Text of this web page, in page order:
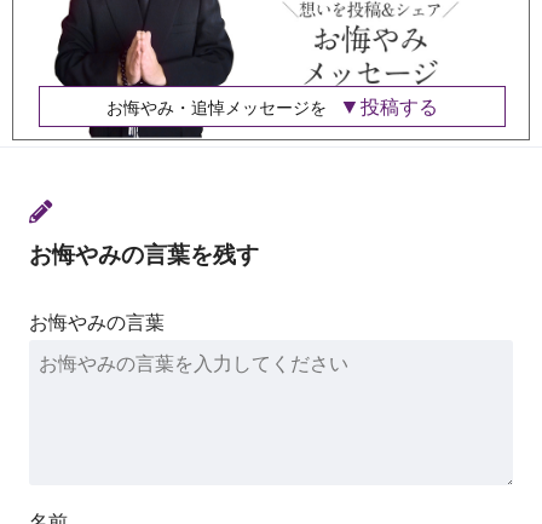
お悔やみ・追悼メッセージを 投稿する
お悔やみの言葉を残す
お悔やみの言葉